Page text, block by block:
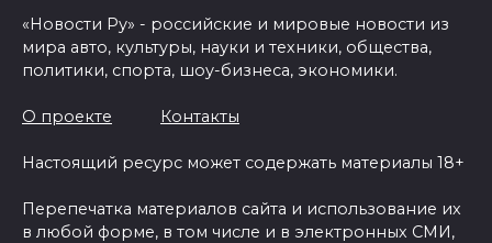
«Новости Ру» - российские и мировые новости из
мира авто, культуры, науки и техники, общества,
политики, спорта, шоу-бизнеса, экономики.
О проекте Контакты
Настоящий ресурс может содержать материалы 18+
Перепечатка материалов сайта и использование их
в любой форме, в том числе и в электронных СМИ,